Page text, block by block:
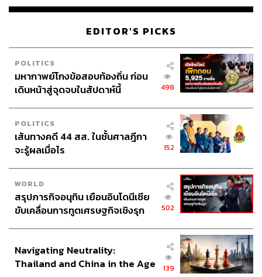
เมนูอาหารที่นี่ค่อนข้างที่จะหลากหลาย สามารถมาทานได้
ด้วย Pâté di Fegatini (ราคา 480 บาท) ตับไก่บดเนื้อนุ่ม เสิร์ฟ
คู่เจลลี่ไวน์มาร์ซาลาและขนมปังซาวโดว์กรอบ ต่อด้วย
Parma Pizzette (ราคา 850 บาท) พิซซ่าขนาดเล็กหน้าพาร์
มาแฮม ชีสฟิออร์ ดิ ลัตเต ซอสมะเขือเทศซานมาร์ซาโน และ
ลูกฟิกคลุกพริกไทยให้รสกลมกล่อม ส่วนใครชอบเมนูอบต้อง
ลอง Parmigiana (ราคา 550 บาท) มะเขือยาวอบชีสพาร์มี
ซานกับซอสมะเขือเทศและใบโหระพาอิตาเลียน
EDITOR'S PICKS
POLITICS
มหากาพย์โกงข้อสอบท้องถิ่น ก่อน
เดินหน้าสู่จุดจบในสัปดาห์นี้
498
POLITICS
เส้นทางคดี 44 สส. ในชั้นศาลฎีกา
จะรู้ผลเมื่อไร
152
WORLD
สรุปภารกิจอนุทิน เยือนอินโดนีเซีย
ขับเคลื่อนการทูตเศรษฐกิจเชิงรุก
502
Navigating Neutrality:
Thailand and China in the Age
139